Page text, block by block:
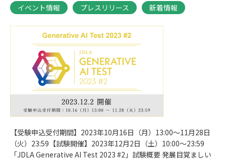
イベント情報 プレスリリース 新着情報
【受験申込受付期間】2023年10月16日（月）13:00～11月28日
（火）23:59【試験開催】2023年12月2日（土）10:00～23:59
「JDLA Generative AI Test 2023 #2」試験概要 発展目覚ましい